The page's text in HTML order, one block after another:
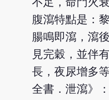
腹瀉特點是：
腸鳴即瀉，瀉
見完穀，並伴
長，夜尿增多
全書．泄瀉》